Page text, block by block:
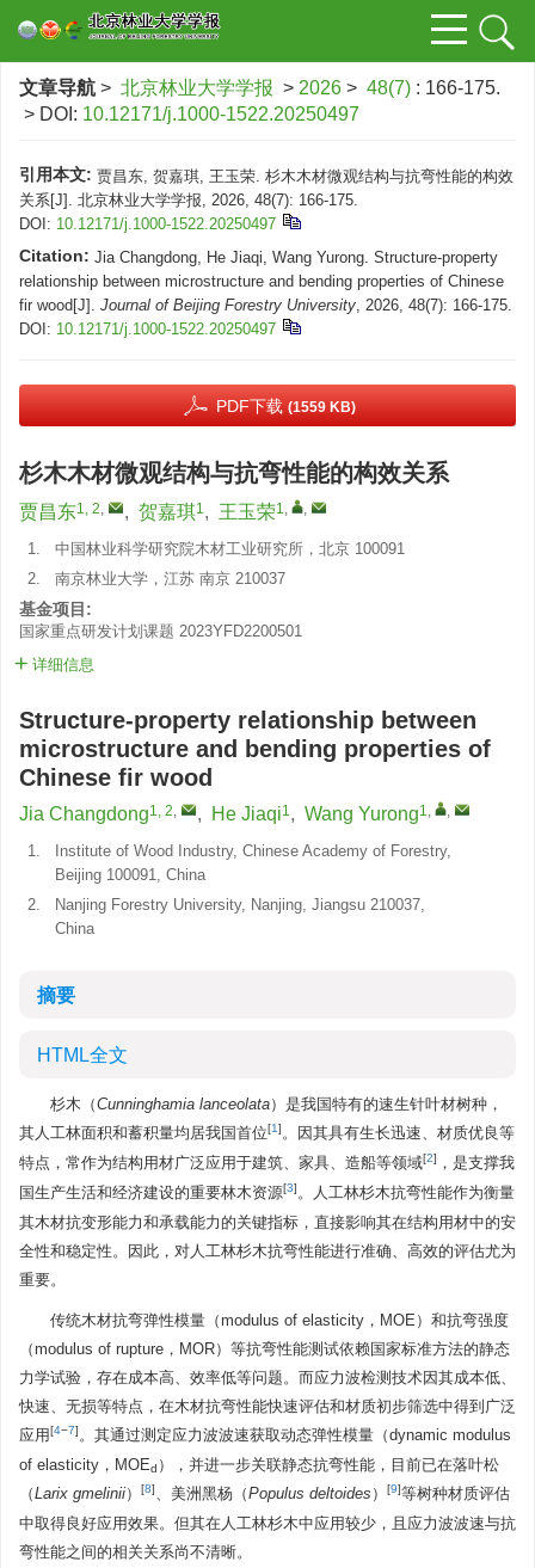
文章导航 > 北京林业大学学报 > 2026 > 48(7) : 166-175.
> DOI: 10.12171/j.1000-1522.20250497
引用本文: 贾昌东, 贺嘉琪, 王玉荣. 杉木木材微观结构与抗弯性能的构效
关系[J]. 北京林业大学学报, 2026, 48(7): 166-175.
DOI: 10.12171/j.1000-1522.20250497
Citation: Jia Changdong, He Jiaqi, Wang Yurong. Structure-property
relationship between microstructure and bending properties of Chinese
fir wood[J]. Journal of Beijing Forestry University, 2026, 48(7): 166-175.
DOI: 10.12171/j.1000-1522.20250497
PDF下载 (1559 KB)
杉木木材微观结构与抗弯性能的构效关系
贾昌东1, 2, , 贺嘉琪1, 王玉荣1, ,
1.
中国林业科学研究院木材工业研究所，北京 100091
2.
南京林业大学，江苏 南京 210037
基金项目:
国家重点研发计划课题 2023YFD2200501
详细信息
Structure-property relationship between
microstructure and bending properties of
Chinese fir wood
Jia Changdong1, 2, , He Jiaqi1, Wang Yurong1, ,
1.
Institute of Wood Industry, Chinese Academy of Forestry,
Beijing 100091, China
2.
Nanjing Forestry University, Nanjing, Jiangsu 210037,
China
摘要
HTML全文
杉木（Cunninghamia lanceolata）是我国特有的速生针叶材树种，
其人工林面积和蓄积量均居我国首位[1]。因其具有生长迅速、材质优良等
特点，常作为结构用材广泛应用于建筑、家具、造船等领域[2] ，是支撑我
国生产生活和经济建设的重要林木资源[3]。人工林杉木抗弯性能作为衡量
其木材抗变形能力和承载能力的关键指标，直接影响其在结构用材中的安
全性和稳定性。因此，对人工林杉木抗弯性能进行准确、高效的评估尤为
重要。
传统木材抗弯弹性模量（modulus of elasticity，MOE）和抗弯强度
（modulus of rupture，MOR）等抗弯性能测试依赖国家标准方法的静态
力学试验，存在成本高、效率低等问题。而应力波检测技术因其成本低、
快速、无损等特点，在木材抗弯性能快速评估和材质初步筛选中得到广泛
应用[4−7]。其通过测定应力波波速获取动态弹性模量（dynamic modulus
of elasticity，MOEd ），并进一步关联静态抗弯性能，目前已在落叶松
（Larix gmelinii） [8]、美洲黑杨（Populus deltoides ） [9]等树种材质评估
中取得良好应用效果。但其在人工林杉木中应用较少，且应力波波速与抗
弯性能之间的相关关系尚不清晰。